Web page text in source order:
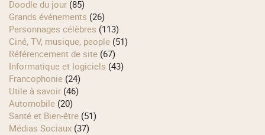
Doodle du jour (85)
Grands événements (26)
Personnages célèbres (113)
Ciné, TV, musique, people (51)
Référencement de site (67)
Informatique et logiciels (43)
Francophonie (24)
Utile à savoir (46)
Automobile (20)
Santé et Bien-être (51)
Médias Sociaux (37)